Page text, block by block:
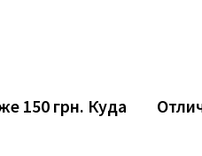
150 грн. Куда